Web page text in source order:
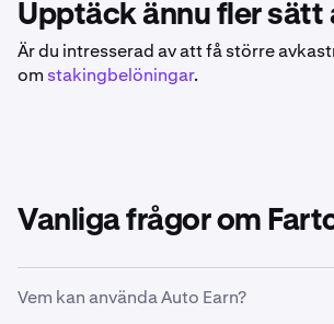
Upptäck ännu fler
Är du intresserad av att få större
om stakingbelöningar.
Vanliga frågor om
Vem kan använda Auto Earn?